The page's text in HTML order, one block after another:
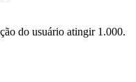
do usuário atingir 1.000.